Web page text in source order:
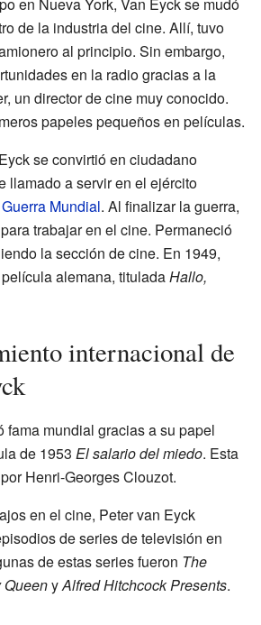
en Nueva York, Van Eyck se mudó
de la industria del cine. Allí, tuvo
al principio. Sin embargo,
en la radio gracias a la
un director de cine muy conocido.
papeles pequeños en películas.
se convirtió en ciudadano
llamado a servir en el ejército
Mundial. Al finalizar la guerra,
trabajar en el cine. Permaneció
la sección de cine. En 1949,
alemana, tituladaHallo,
internacional de
fama mundial gracias a su papel
de 1953 El salario del miedo. Esta
Henri-Georges Clouzot.
en el cine, Peter van Eyck
de series de televisión en
de estas series fueron The
QueenyAlfred Hitchcock Presents.